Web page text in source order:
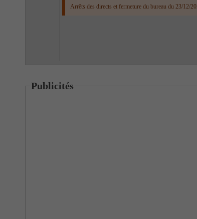
Arrêts des directs et fermeture du bureau du 23/12/
Publicités